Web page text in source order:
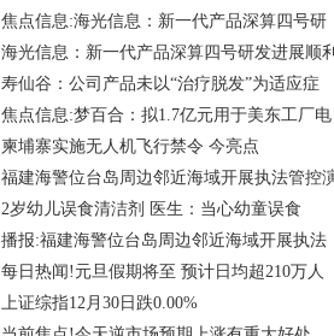
焦点信息:海光信息：新一代产品深算四号研
海光信息：新一代产品深算四号研发进展顺利
寿仙谷：公司产品未以“治疗脱发”为适应症
焦点信息:梦百合：拟1.7亿元用于美东工厂电
柬埔寨实施无人机飞行禁令 今亮点
福建海警位台岛周边邻近海域开展执法管控
2岁幼儿误食清洁剂 医生：当心幼童误食
播报:福建海警位台岛周边邻近海域开展执法
每日热闻!元旦假期将至 预计日均超210万人
上证综指12月30日跌0.00%